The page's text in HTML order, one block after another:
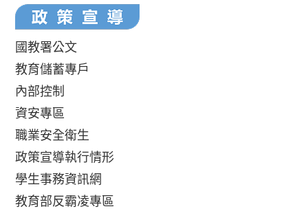
國教署公文
教育儲蓄專戶
內部控制
資安專區
職業安全衛生
政策宣導執行情形
學生事務資訊網
教育部反霸凌專區